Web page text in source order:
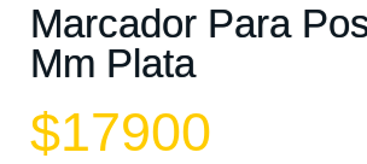
Marcador Para
Mm Plata
$17900